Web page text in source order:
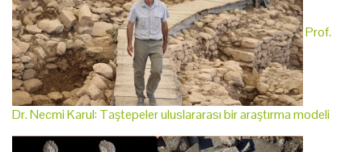
Prof.
Dr. Necmi Karul: Taştepeler uluslararası bir araştırma modeli